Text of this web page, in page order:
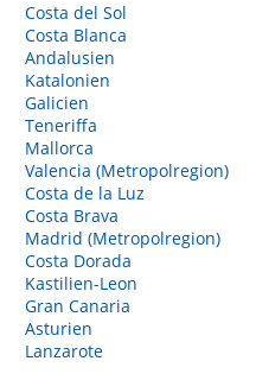
Costa del Sol
Costa Blanca
Andalusien
Katalonien
Galicien
Teneriffa
Mallorca
Valencia (Metropolregion)
Costa de la Luz
Costa Brava
Madrid (Metropolregion)
Costa Dorada
Kastilien-Leon
Gran Canaria
Asturien
Lanzarote